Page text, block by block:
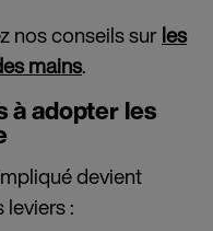
nos conseils surles
mains.
à adopter les
devient
: